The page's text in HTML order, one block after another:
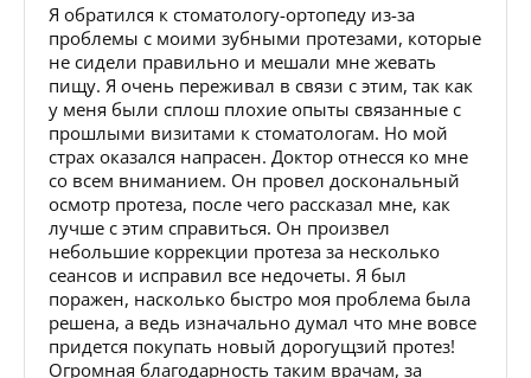
Я обратился к стоматологу-ортопеду из-за
проблемы с моими зубными протезами, которые
не сидели правильно и мешали мне жевать
пищу. Я очень переживал в связи с этим, так как
у меня были сплош плохие опыты связанные с
прошлыми визитами к стоматологам. Но мой
страх оказался напрасен. Доктор отнесся ко мне
со всем вниманием. Он провел доскональный
осмотр протеза, после чего рассказал мне, как
лучше с этим справиться. Он произвел
небольшие коррекции протеза за несколько
сеансов и исправил все недочеты. Я был
поражен, насколько быстро моя проблема была
решена, а ведь изначально думал что мне вовсе
придется покупать новый дорогущзий протез!
Огромная благодарность таким врачам, за